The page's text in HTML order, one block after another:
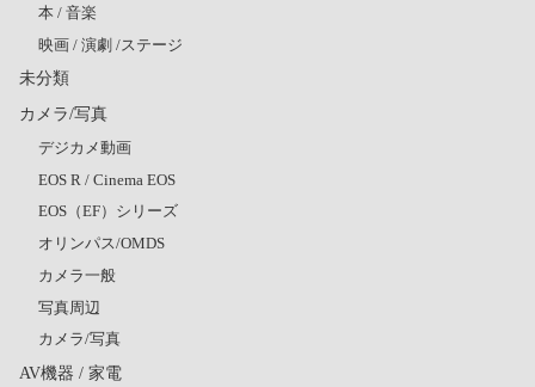
本 / 音楽
映画 / 演劇 /ステージ
未分類
カメラ/写真
デジカメ動画
EOS R / Cinema EOS
EOS（EF）シリーズ
オリンパス/OMDS
カメラ一般
写真周辺
カメラ/写真
AV機器 / 家電